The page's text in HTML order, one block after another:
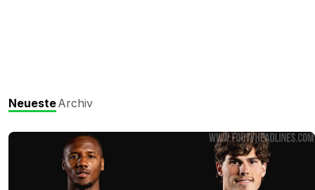
NeuesteArchiv